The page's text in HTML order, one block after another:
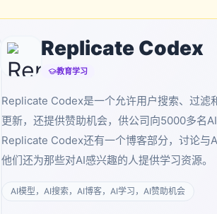
Replicate Codex
教育学习
Replicate Codex是一个允许用户搜索、过滤
更新，还提供赞助机会，供公司向5000多名
Replicate Codex还有一个博客部分，讨论与
他们还为那些对AI感兴趣的人提供学习资源。
AI模型，AI搜索，AI博客，AI学习，AI赞助机会